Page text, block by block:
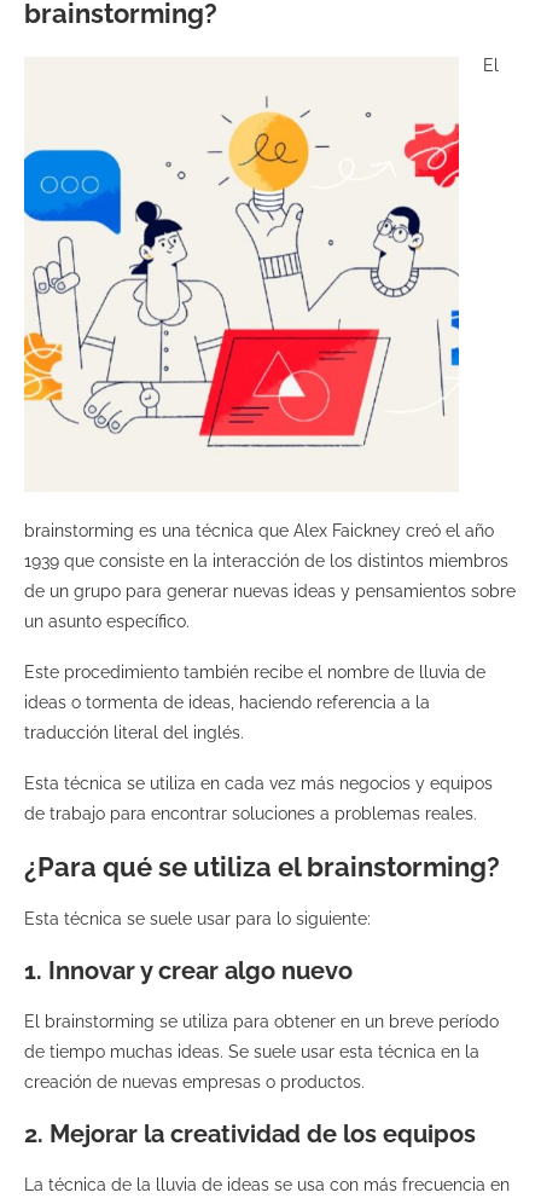
brainstorming?
El
brainstorming es una técnica que Alex Faickney creó el año
1939 que consiste en la interacción de los distintos miembros
de un grupo para generar nuevas ideas y pensamientos sobre
un asunto específico.
Este procedimiento también recibe el nombre de lluvia de
ideas o tormenta de ideas, haciendo referencia a la
traducción literal del inglés.
Esta técnica se utiliza en cada vez más negocios y equipos
de trabajo para encontrar soluciones a problemas reales.
¿Para qué se utiliza el brainstorming?
Esta técnica se suele usar para lo siguiente:
1. Innovar y crear algo nuevo
El brainstorming se utiliza para obtener en un breve período
de tiempo muchas ideas. Se suele usar esta técnica en la
creación de nuevas empresas o productos.
2. Mejorar la creatividad de los equipos
La técnica de la lluvia de ideas se usa con más frecuencia en